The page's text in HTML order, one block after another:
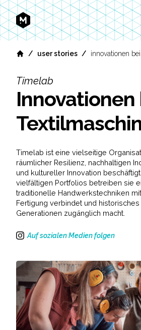
MEKANIKA
/ user stories / innovationen
Timelab
Innovationen
Timelab ist eine vielseitige
räumlicher Resilienz, nachhaltigen
und kultureller Innovation
vielfältigen Portfolios betreiben sie
traditionelle Handwerkstechniken
Fertigung verbindet und
Generationen zugänglich macht.
Instagram
Auf sozialen Medien folgen